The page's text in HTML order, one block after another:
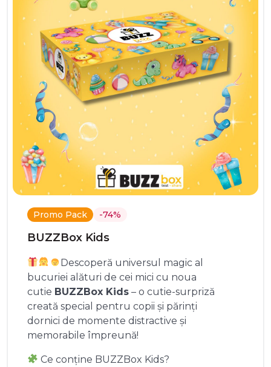
Promo Pack -74%
BUZZBox Kids
Descoperă universul magic al
bucuriei alături de cei mici cu noua
cutie BUZZBox Kids – o cutie-surpriză
creată special pentru copii și părinți
dornici de momente distractive și
memorabile împreună!
Ce conține BUZZBox Kids?